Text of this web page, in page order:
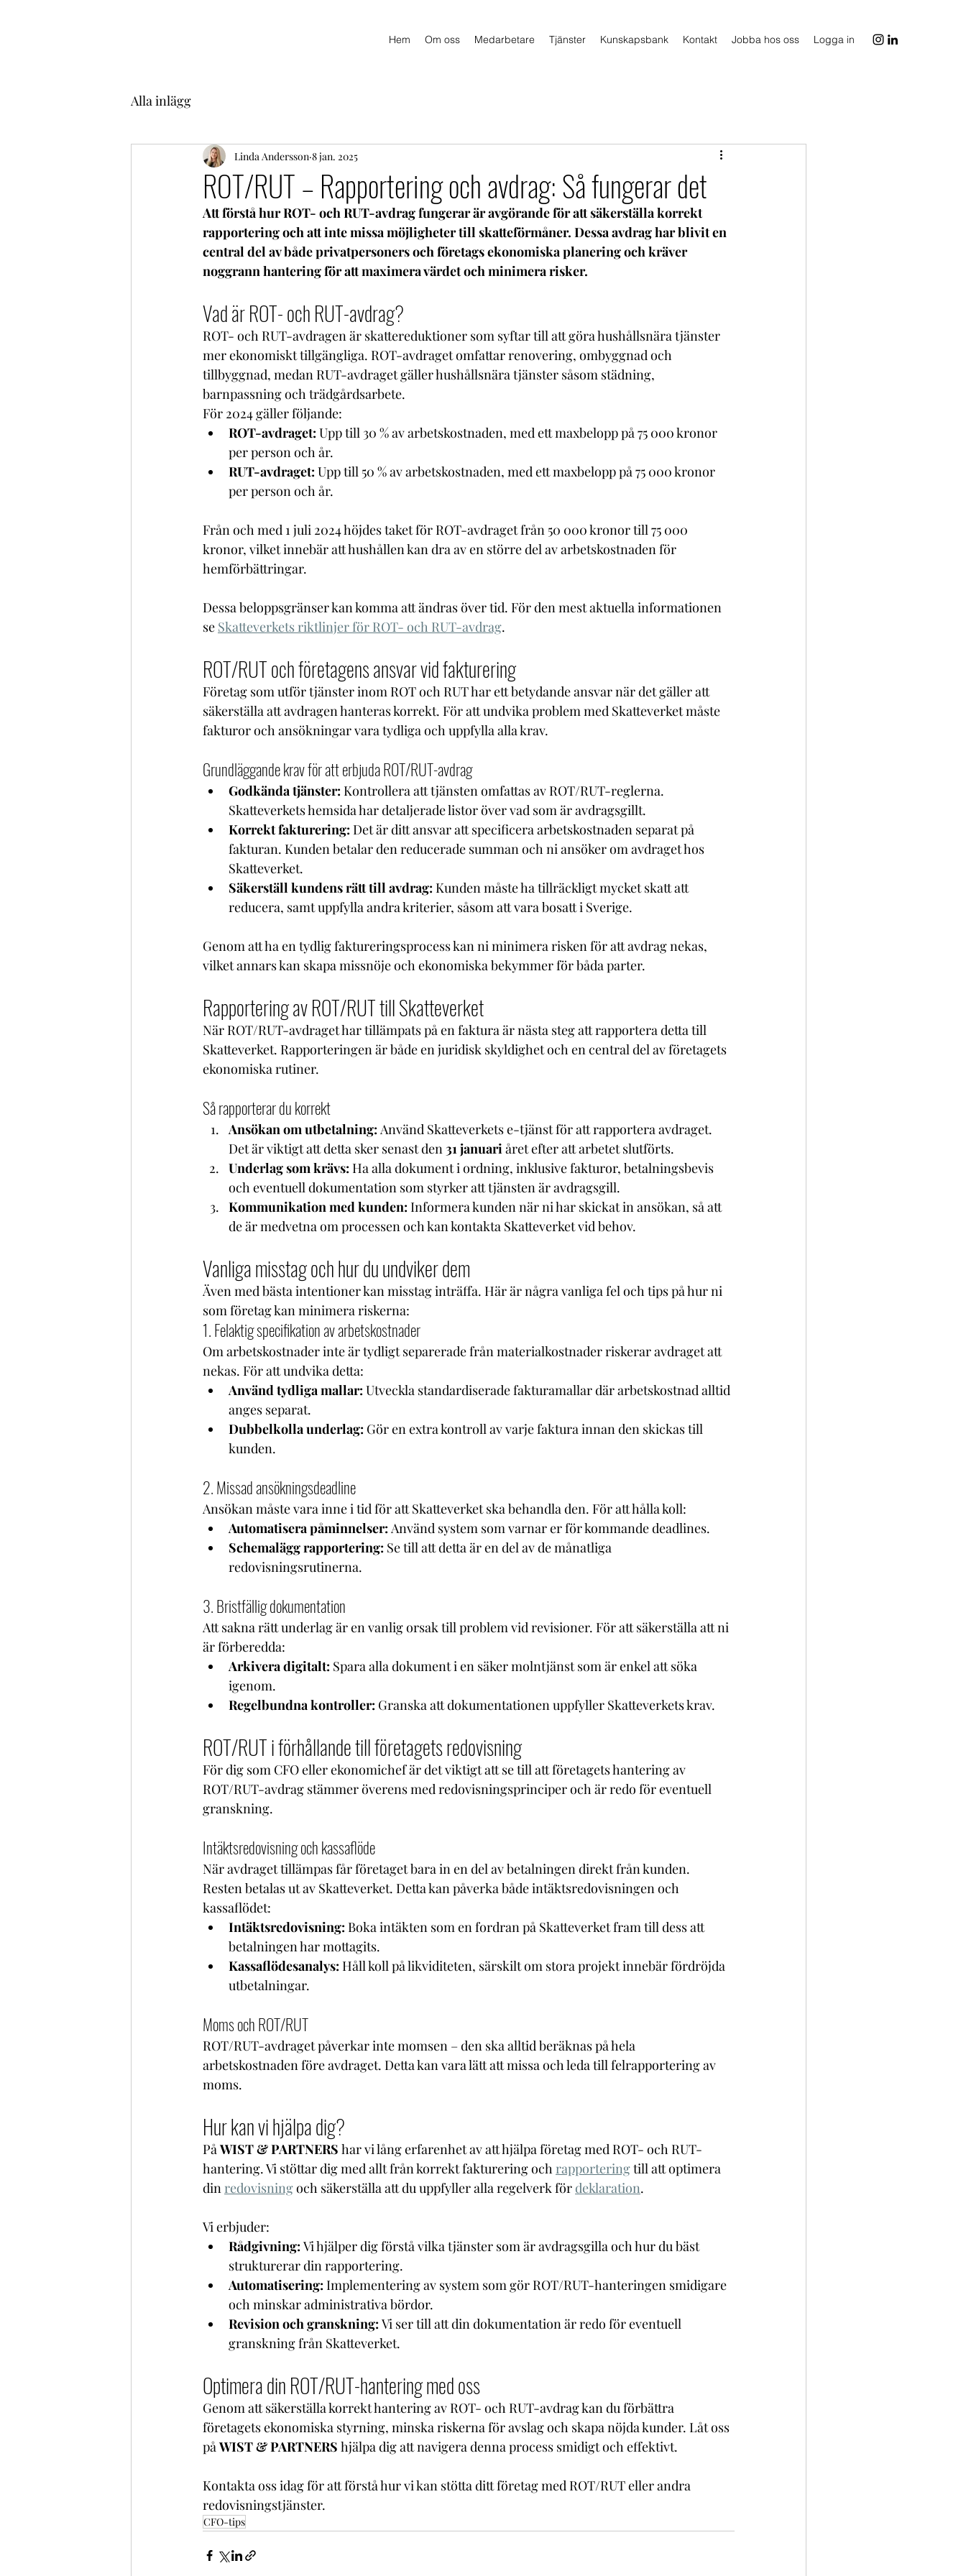
Hem Om oss Medarbetare Tjänster Kunskapsbank Kontakt Jobba hos oss Logga in
Alla inlägg
ROT/RUT – Rapportering och avdrag: Så fungerar det
Linda Andersson 8 jan. 2025
Att förstå hur ROT- och RUT-avdrag fungerar är avgörande för att säkerställa korrekt
rapportering och att inte missa möjligheter till skatteförmåner. Dessa avdrag har blivit en
central del av både privatpersoners och företags ekonomiska planering och kräver
noggrann hantering för att maximera värdet och minimera risker.
Vad är ROT- och RUT-avdrag?
ROT- och RUT-avdragen är skattereduktioner som syftar till att göra hushållsnära tjänster
mer ekonomiskt tillgängliga. ROT-avdraget omfattar renovering, ombyggnad och
tillbyggnad, medan RUT-avdraget gäller hushållsnära tjänster såsom städning,
barnpassning och trädgårdsarbete.
För 2024 gäller följande:
ROT-avdraget: Upp till 30 % av arbetskostnaden, med ett maxbelopp på 75 000 kronor
per person och år.
RUT-avdraget: Upp till 50 % av arbetskostnaden, med ett maxbelopp på 75 000 kronor
per person och år.
Från och med 1 juli 2024 höjdes taket för ROT-avdraget från 50 000 kronor till 75 000
kronor, vilket innebär att hushållen kan dra av en större del av arbetskostnaden för
hemförbättringar.
Dessa beloppsgränser kan komma att ändras över tid. För den mest aktuella informationen
se Skatteverkets riktlinjer för ROT- och RUT-avdrag.
ROT/RUT och företagens ansvar vid fakturering
Företag som utför tjänster inom ROT och RUT har ett betydande ansvar när det gäller att
säkerställa att avdragen hanteras korrekt. För att undvika problem med Skatteverket måste
fakturor och ansökningar vara tydliga och uppfylla alla krav.
Grundläggande krav för att erbjuda ROT/RUT-avdrag
Godkända tjänster: Kontrollera att tjänsten omfattas av ROT/RUT-reglerna.
Skatteverkets hemsida har detaljerade listor över vad som är avdragsgillt.
Korrekt fakturering: Det är ditt ansvar att specificera arbetskostnaden separat på
fakturan. Kunden betalar den reducerade summan och ni ansöker om avdraget hos
Skatteverket.
Säkerställ kundens rätt till avdrag: Kunden måste ha tillräckligt mycket skatt att
reducera, samt uppfylla andra kriterier, såsom att vara bosatt i Sverige.
Genom att ha en tydlig faktureringsprocess kan ni minimera risken för att avdrag nekas,
vilket annars kan skapa missnöje och ekonomiska bekymmer för båda parter.
Rapportering av ROT/RUT till Skatteverket
När ROT/RUT-avdraget har tillämpats på en faktura är nästa steg att rapportera detta till
Skatteverket. Rapporteringen är både en juridisk skyldighet och en central del av företagets
ekonomiska rutiner.
Så rapporterar du korrekt
Ansökan om utbetalning: Använd Skatteverkets e-tjänst för att rapportera avdraget.
Det är viktigt att detta sker senast den 31 januari året efter att arbetet slutförts.
Underlag som krävs: Ha alla dokument i ordning, inklusive fakturor, betalningsbevis
och eventuell dokumentation som styrker att tjänsten är avdragsgill.
Kommunikation med kunden: Informera kunden när ni har skickat in ansökan, så att
de är medvetna om processen och kan kontakta Skatteverket vid behov.
Vanliga misstag och hur du undviker dem
Även med bästa intentioner kan misstag inträffa. Här är några vanliga fel och tips på hur ni
som företag kan minimera riskerna:
1. Felaktig specifikation av arbetskostnader
Om arbetskostnader inte är tydligt separerade från materialkostnader riskerar avdraget att
nekas. För att undvika detta:
Använd tydliga mallar: Utveckla standardiserade fakturamallar där arbetskostnad alltid
anges separat.
Dubbelkolla underlag: Gör en extra kontroll av varje faktura innan den skickas till
kunden.
2. Missad ansökningsdeadline
Ansökan måste vara inne i tid för att Skatteverket ska behandla den. För att hålla koll:
Automatisera påminnelser: Använd system som varnar er för kommande deadlines.
Schemalägg rapportering: Se till att detta är en del av de månatliga
redovisningsrutinerna.
3. Bristfällig dokumentation
Att sakna rätt underlag är en vanlig orsak till problem vid revisioner. För att säkerställa att ni
är förberedda:
Arkivera digitalt: Spara alla dokument i en säker molntjänst som är enkel att söka
igenom.
Regelbundna kontroller: Granska att dokumentationen uppfyller Skatteverkets krav.
ROT/RUT i förhållande till företagets redovisning
För dig som CFO eller ekonomichef är det viktigt att se till att företagets hantering av
ROT/RUT-avdrag stämmer överens med redovisningsprinciper och är redo för eventuell
granskning.
Intäktsredovisning och kassaflöde
När avdraget tillämpas får företaget bara in en del av betalningen direkt från kunden.
Resten betalas ut av Skatteverket. Detta kan påverka både intäktsredovisningen och
kassaflödet:
Intäktsredovisning: Boka intäkten som en fordran på Skatteverket fram till dess att
betalningen har mottagits.
Kassaflödesanalys: Håll koll på likviditeten, särskilt om stora projekt innebär fördröjda
utbetalningar.
Moms och ROT/RUT
ROT/RUT-avdraget påverkar inte momsen – den ska alltid beräknas på hela
arbetskostnaden före avdraget. Detta kan vara lätt att missa och leda till felrapportering av
moms.
Hur kan vi hjälpa dig?
På WIST & PARTNERS har vi lång erfarenhet av att hjälpa företag med ROT- och RUT-
hantering. Vi stöttar dig med allt från korrekt fakturering och rapportering till att optimera
din redovisning och säkerställa att du uppfyller alla regelverk för deklaration.
Vi erbjuder:
Rådgivning: Vi hjälper dig förstå vilka tjänster som är avdragsgilla och hur du bäst
strukturerar din rapportering.
Automatisering: Implementering av system som gör ROT/RUT-hanteringen smidigare
och minskar administrativa bördor.
Revision och granskning: Vi ser till att din dokumentation är redo för eventuell
granskning från Skatteverket.
Optimera din ROT/RUT-hantering med oss
Genom att säkerställa korrekt hantering av ROT- och RUT-avdrag kan du förbättra
företagets ekonomiska styrning, minska riskerna för avslag och skapa nöjda kunder. Låt oss
på WIST & PARTNERS hjälpa dig att navigera denna process smidigt och effektivt.
Kontakta oss idag för att förstå hur vi kan stötta ditt företag med ROT/RUT eller andra
redovisningstjänster.
CFO-tips